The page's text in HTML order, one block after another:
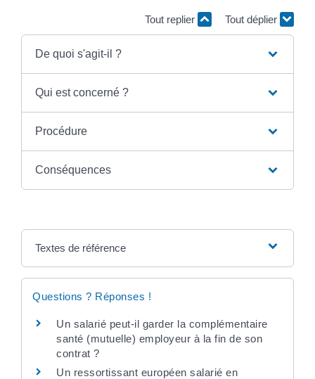
Tout replier Tout déplier
De quoi s'agit-il ?
Qui est concerné ?
Procédure
Conséquences
Textes de référence
Questions ? Réponses !
Un salarié peut-il garder la complémentaire
santé (mutuelle) employeur à la fin de son
contrat ?
Un ressortissant européen salarié en